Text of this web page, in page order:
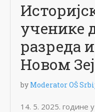
ученике
разреда
Новом
by Moderator OŠ
14. 5. 2025. године